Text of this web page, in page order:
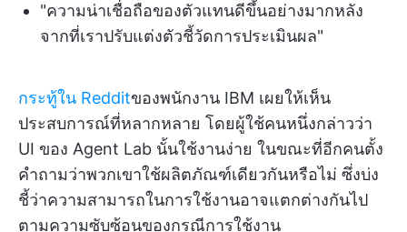
"ความน่าเชื่อถือของตัวแทนดีขึ้นอย่างมากหลัง
จากที่เราปรับแต่งตัวชี้วัดการประเมินผล"
กระทู้ใน Redditของพนักงาน IBM เผยให้เห็น
ประสบการณ์ที่หลากหลาย โดยผู้ใช้คนหนึ่งกล่าวว่า
UI ของ Agent Lab นั้นใช้งานง่าย ในขณะที่อีกคนตั้ง
คำถามว่าพวกเขาใช้ผลิตภัณฑ์เดียวกันหรือไม่ ซึ่งบ่ง
ชี้ว่าความสามารถในการใช้งานอาจแตกต่างกันไป
ตามความซับซ้อนของกรณีการใช้งาน